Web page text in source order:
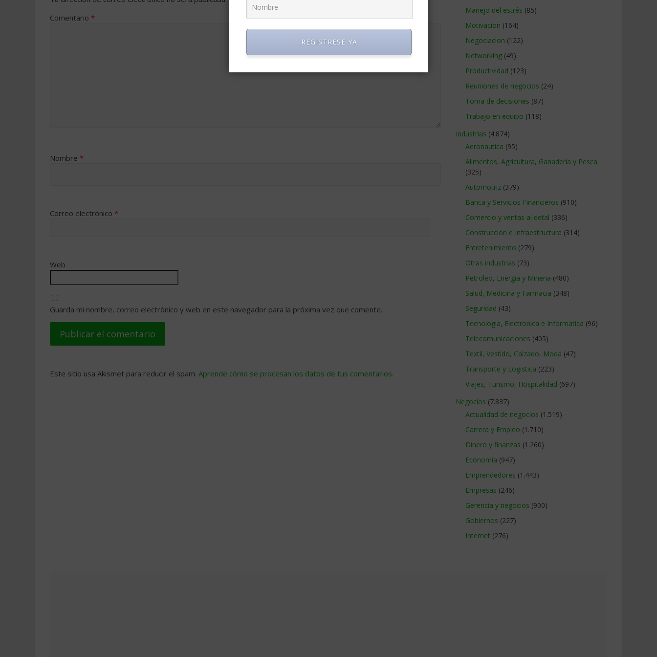
Comentario *
Nombre *
Correo electrónico *
Web
Guarda mi nombre, correo electrónico y web en este navegador para la próxima vez que comente.
Este sitio usa Akismet para reducir el spam. Aprende cómo se procesan los datos de tus comentarios.
Manejo del estrés (85)
Motivacion (164)
Negociacion (122)
Networking (49)
Productividad (123)
Reuniones de negocios (24)
Toma de decisiones (87)
Trabajo en equipo (118)
Industrias (4.874)
Aeronautica (95)
Alimentos, Agricultura, Ganaderia y Pesca
(325)
Automotriz (379)
Banca y Servicios Financieros (910)
Comercio y ventas al detal (336)
Construccion e Infraestructura (314)
Entretenimiento (279)
Otras industrias (73)
Petroleo, Energia y Mineria (480)
Salud, Medicina y Farmacia (348)
Seguridad (43)
Tecnologia, Electronica e Informatica (96)
Telecomunicaciones (405)
Textil, Vestido, Calzado, Moda (47)
Transporte y Logistica (223)
Viajes, Turismo, Hospitalidad (697)
Negocios (7.837)
Actualidad de negocios (1.519)
Carrera y Empleo (1.710)
Dinero y finanzas (1.260)
Economía (947)
Emprendedores (1.443)
Empresas (246)
Gerencia y negocios (900)
Gobiernos (227)
Internet (276)
REGISTRESE YA